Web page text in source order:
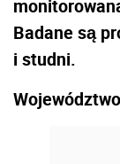
Badane są
i studni.